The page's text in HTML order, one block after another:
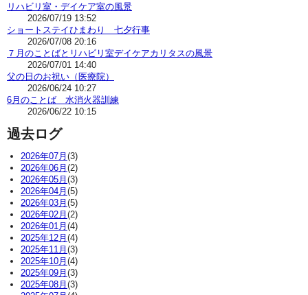
リハビリ室・デイケア室の風景
2026/07/19 13:52
ショートステイひまわり 七夕行事
2026/07/08 20:16
７月のことばとリハビリ室デイケアカリタスの風景
2026/07/01 14:40
父の日のお祝い（医療院）
2026/06/24 10:27
6月のことば 水消火器訓練
2026/06/22 10:15
過去ログ
2026年07月 (3)
2026年06月 (2)
2026年05月 (3)
2026年04月 (5)
2026年03月 (5)
2026年02月 (2)
2026年01月 (4)
2025年12月 (4)
2025年11月 (3)
2025年10月 (4)
2025年09月 (3)
2025年08月 (3)